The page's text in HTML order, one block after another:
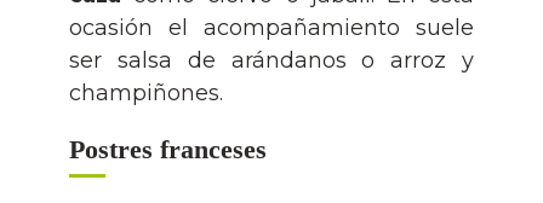
ocasión el acompañamiento suele
ser salsa de arándanos o arroz y
champiñones.
Postres franceses